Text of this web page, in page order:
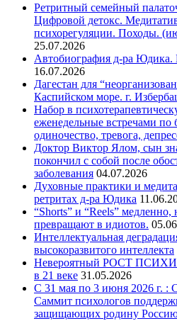
Ретритный семейный
Цифровой детокс.
психорегуляции. Походы.
25.07.2026
Автобиография д-ра Юдика.
16.07.2026
Дагестан для
Каспийском море. г.
Набор в
еженедельные встречами по
одиночество, тревога,
Доктор Виктор Ялом, сын
покончил с собой после
заболевания 04.07.2026
Духовные практики и
ретритах д-ра Юдика
“Shorts” и “Reels” медленно,
превращают в идиотов.
Интеллектуальная
высокоразвитого интеллекта
Невероятный РОСТ
в 21 веке 31.05.2026
С 31 мая по 3 июня 2026 г. :
Саммит психологов
защищающих родину